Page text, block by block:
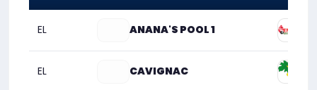
EL ANANA'S POOL 1
EL CAVIGNAC